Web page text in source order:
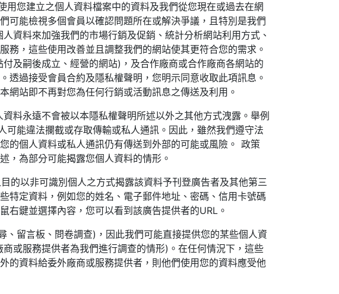
您建立之個人資料檔案中的資料及我們從您現在或過去在網
可能檢視多個會員以確認問題所在或解決爭議，且特別是我們
資料來加強我們的市場行銷及促銷、統計分析網站利用方式、
，這些使用改善並且調整我們的網站使其更符合您的需求。
及嗣後成立、經營的網站)，及合作廠商或合作廠商各網站的
過接受會員合約及隱私權聲明，您明示同意收取此項訊息。
網站即不再對您為任何行銷或活動訊息之傳送及利用。
料永遠不會被以本隱私權聲明所述以外之其他方式洩露。舉例
能違法攔截或存取傳輸或私人通訊。因此，雖然我們遵守法
的個人資料或私人通訊仍有傳送到外部的可能或風險。 政策
，為部分可能揭露您個人資料的情形。
的以非可識別個人之方式揭露該資料予刊登廣告者及其他第三
特定資料，例如您的姓名、電子郵件地址、密碼、信用卡號碼
右鍵並選擇內容，您可以看到該廣告提供者的URL。
、留言板、問卷調查)，因此我們可能直接提供您的某些個人資
或服務提供者為我們進行調查的情形)。在任何情況下，這些
的資料給委外廠商或服務提供者，則他們使用您的資料應受他